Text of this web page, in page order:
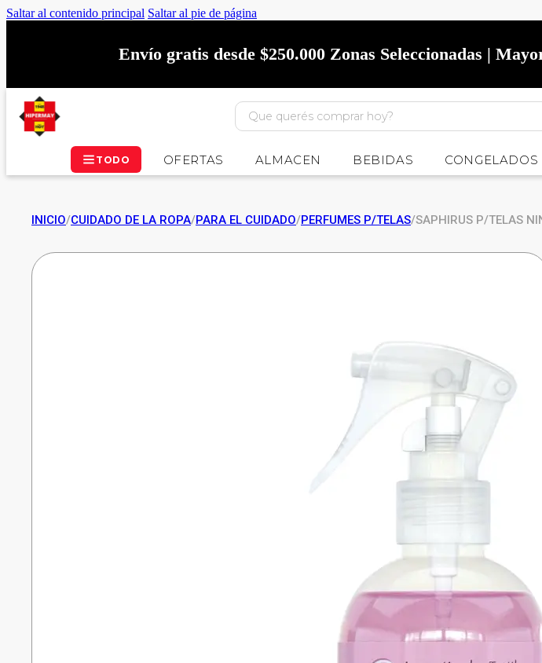
Saltar al contenido principal Saltar al pie de página
Envío gratis desde $250.000 Zonas Seleccionadas |
TODO OFERTAS ALMACEN BEBIDAS CONGELADOS
INICIO/CUIDADO DE LA ROPA/PARA EL CUIDADO/PERFUMES P/TELAS/SAPHIRUS P/TELAS